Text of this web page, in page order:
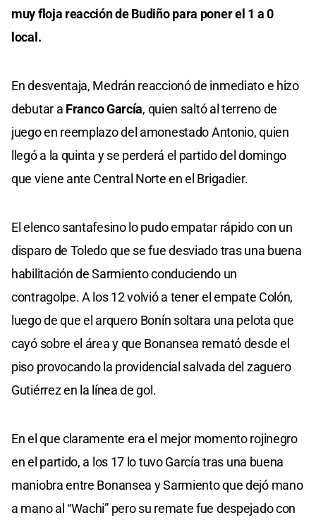
muy floja reacción de Budiño para poner el 1 a 0
local.
En desventaja, Medrán reaccionó de inmediato e hizo
debutar a Franco García, quien saltó al terreno de
juego en reemplazo del amonestado Antonio, quien
llegó a la quinta y se perderá el partido del domingo
que viene ante Central Norte en el Brigadier.
El elenco santafesino lo pudo empatar rápido con un
disparo de Toledo que se fue desviado tras una buena
habilitación de Sarmiento conduciendo un
contragolpe. A los 12 volvió a tener el empate Colón,
luego de que el arquero Bonín soltara una pelota que
cayó sobre el área y que Bonansea remató desde el
piso provocando la providencial salvada del zaguero
Gutiérrez en la línea de gol.
En el que claramente era el mejor momento rojinegro
en el partido, a los 17 lo tuvo García tras una buena
maniobra entre Bonansea y Sarmiento que dejó mano
a mano al “Wachi” pero su remate fue despejado con